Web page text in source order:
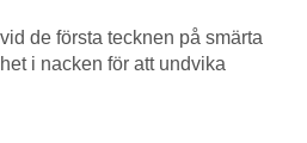
de första tecknen på smärta
i nacken för att undvika